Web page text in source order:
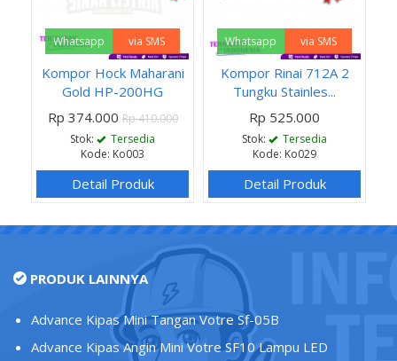
Whatsapp via SMS
Kompor Hock Maharani
Gold HP-200HG
Rp 374.000Rp 410.000
Stok:
Tersedia
Kode: Ko003
Detail Produk
Whatsapp via SMS
Kompor Rinai 712A 2
Tungku Stainles...
Rp 525.000
Stok:
Tersedia
Kode: Ko029
Detail Produk
PRODUK LAINNYA
Advance Kipas Mini Tangan Votre Sf-05B
Advance Kipas Angin Mini Votre SF10 Lampu LED